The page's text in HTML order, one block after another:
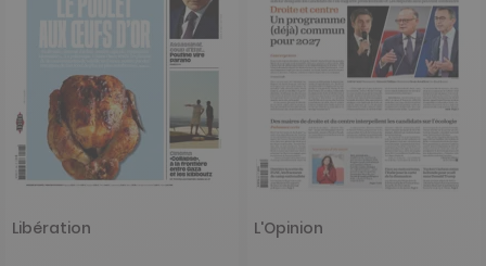
Libération L'Opinion